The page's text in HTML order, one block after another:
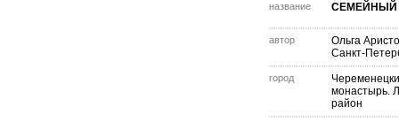
название СЕМЕЙНЫЙ
автор
Ольга
Санкт-
город
монастырь.
район